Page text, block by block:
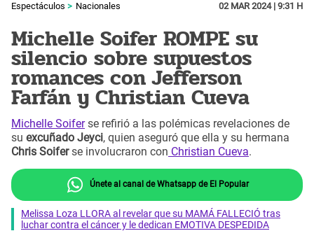
Espectáculos Nacionales 02 MAR 2024 | 9:31 H
Michelle Soifer ROMPE su
silencio sobre supuestos
romances con Jefferson
Farfán y Christian Cueva
Michelle Soiferse refirió a las polémicas revelaciones de
su excuñado Jeyci, quien aseguró que ella y su hermana
Chris Soiferse involucraron con Christian Cueva.
Únete al canal de Whatsapp de El Popular
Melissa Loza LLORA al revelar que su MAMÁ FALLECIÓ tras
luchar contra el cáncer y le dedican EMOTIVA DESPEDIDA